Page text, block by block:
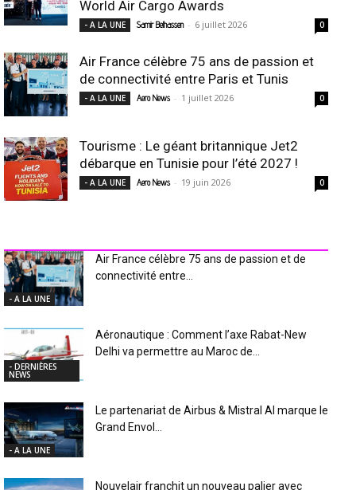
World Air Cargo Awards
- A LA UNE Samir Belhassen - 6 juillet 2026 0
Air France célèbre 75 ans de passion et
de connectivité entre Paris et Tunis
- A LA UNE Aero News - 1 juillet 2026 0
Tourisme : Le géant britannique Jet2
débarque en Tunisie pour l’été 2027 !
- A LA UNE Aero News - 19 juin 2026 0
- A LA UNE
Air France célèbre 75 ans de passion et de
connectivité entre...
- DERNIÈRES
NEWS
Aéronautique : Comment l’axe Rabat-New
Delhi va permettre au Maroc de...
- A LA UNE
Le partenariat de Airbus & Mistral AI marque le
Grand Envol...
Nouvelair franchit un nouveau palier avec